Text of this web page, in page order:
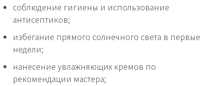
соблюдение гигиены и использование
антисептиков;
избегание прямого солнечного света в первые
недели;
нанесение увлажняющих кремов по
рекомендации мастера;